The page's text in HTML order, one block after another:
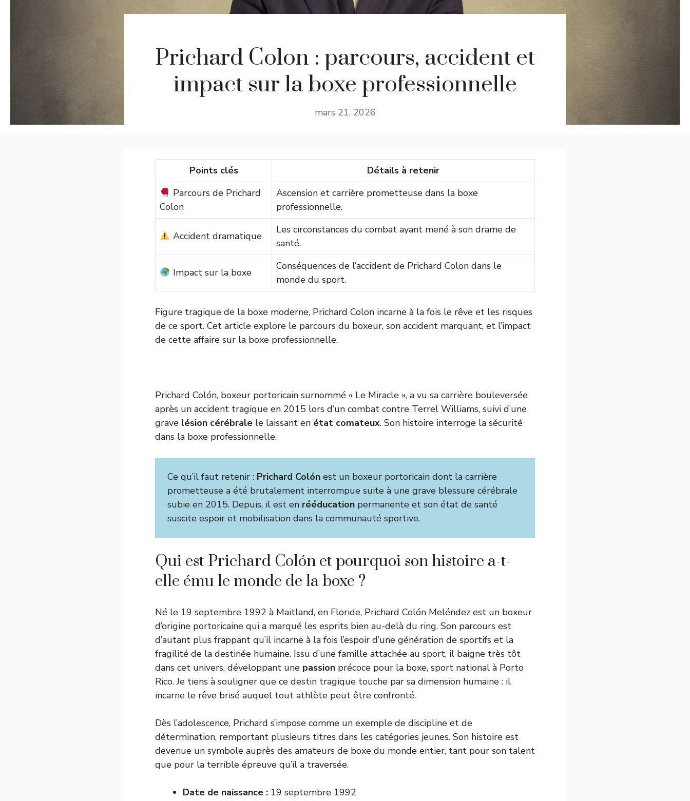
Prichard Colon : parcours, accident et
impact sur la boxe professionnelle
mars 21, 2026
Points clés
Détails à retenir
Parcours de Prichard
Colon
Ascension et carrière prometteuse dans la boxe
professionnelle.
Accident dramatique
Les circonstances du combat ayant mené à son drame de
santé.
Impact sur la boxe
Conséquences de l’accident de Prichard Colon dans le
monde du sport.
Figure tragique de la boxe moderne, Prichard Colon incarne à la fois le rêve et les risques
de ce sport. Cet article explore le parcours du boxeur, son accident marquant, et l’impact
de cette affaire sur la boxe professionnelle.
Prichard Colón, boxeur portoricain surnommé « Le Miracle », a vu sa carrière bouleversée
après un accident tragique en 2015 lors d’un combat contre Terrel Williams, suivi d’une
grave lésion cérébrale le laissant en état comateux. Son histoire interroge la sécurité
dans la boxe professionnelle.
Ce qu’il faut retenir : Prichard Colón est un boxeur portoricain dont la carrière
prometteuse a été brutalement interrompue suite à une grave blessure cérébrale
subie en 2015. Depuis, il est en rééducation permanente et son état de santé
suscite espoir et mobilisation dans la communauté sportive.
Qui est Prichard Colón et pourquoi son histoire a-t-
elle ému le monde de la boxe ?
Né le 19 septembre 1992 à Maitland, en Floride, Prichard Colón Meléndez est un boxeur
d’origine portoricaine qui a marqué les esprits bien au-delà du ring. Son parcours est
d’autant plus frappant qu’il incarne à la fois l’espoir d’une génération de sportifs et la
fragilité de la destinée humaine. Issu d’une famille attachée au sport, il baigne très tôt
dans cet univers, développant une passion précoce pour la boxe, sport national à Porto
Rico. Je tiens à souligner que ce destin tragique touche par sa dimension humaine : il
incarne le rêve brisé auquel tout athlète peut être confronté.
Dès l’adolescence, Prichard s’impose comme un exemple de discipline et de
détermination, remportant plusieurs titres dans les catégories jeunes. Son histoire est
devenue un symbole auprès des amateurs de boxe du monde entier, tant pour son talent
que pour la terrible épreuve qu’il a traversée.
Date de naissance : 19 septembre 1992